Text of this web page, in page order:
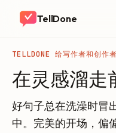
TellDone
TELLDONE 给写作者和创作者
在灵感溜走
好句子总在洗澡时冒
中。完美的开场，偏